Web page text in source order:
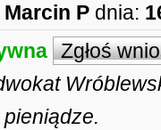
Marcin P dnia:
Zgłoś